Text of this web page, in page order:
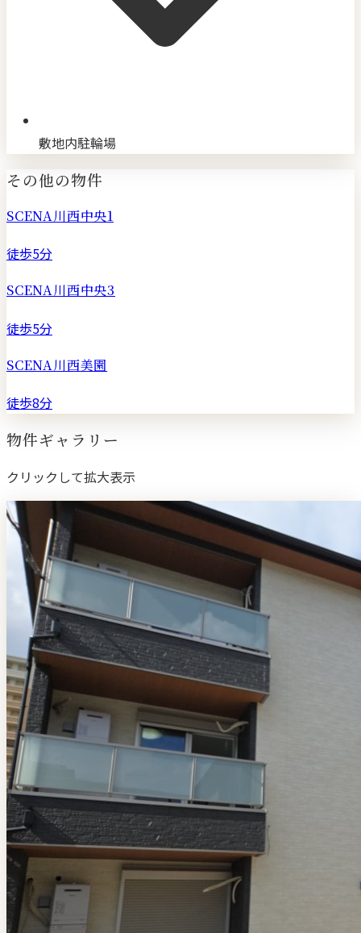
敷地内駐輪場
その他の物件
SCENA川西中央1
徒歩5分
SCENA川西中央3
徒歩5分
SCENA川西美園
徒歩8分
物件ギャラリー
クリックして拡大表示